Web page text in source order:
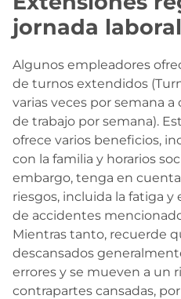
jornada
Algunos empleadores
de turnos extendidos
varias veces por semana
de trabajo por semana).
ofrece varios beneficios,
con la familia y horarios
embargo, tenga en
riesgos, incluida la fatiga
de accidentes
Mientras tanto, recuerde
descansados
errores y se mueven a un
contrapartes cansadas,